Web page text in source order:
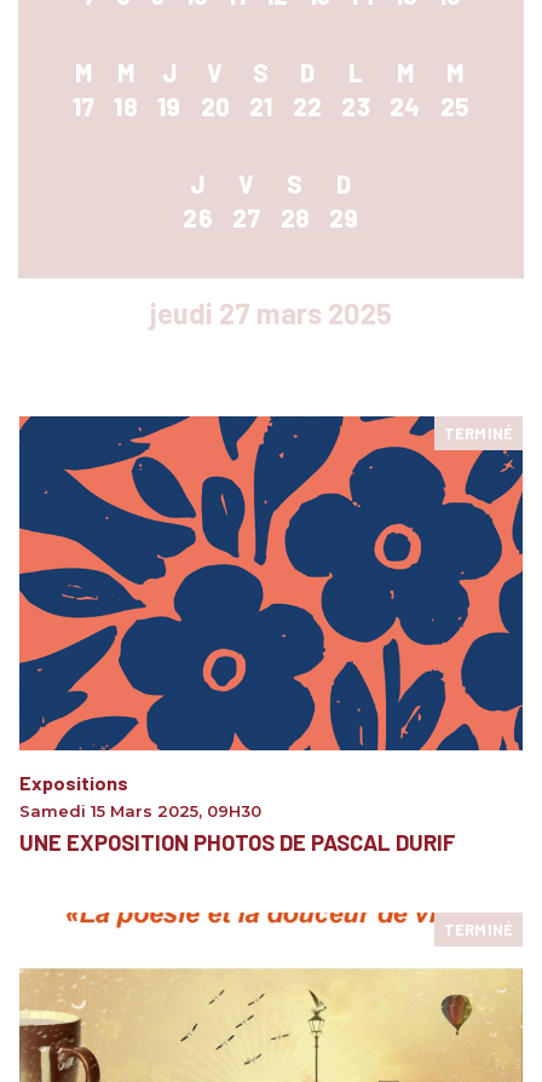
DANS LES COULISSES DU FESTIVAL
M
17
M
18
J
19
V
20
S
21
D
22
L
23
M
24
M
25
J
26
V
27
S
28
D
29
jeudi 27 mars 2025
TERMINÉ
Expositions
Samedi 15 Mars 2025, 09H30
UNE EXPOSITION PHOTOS DE PASCAL DURIF
TERMINÉ